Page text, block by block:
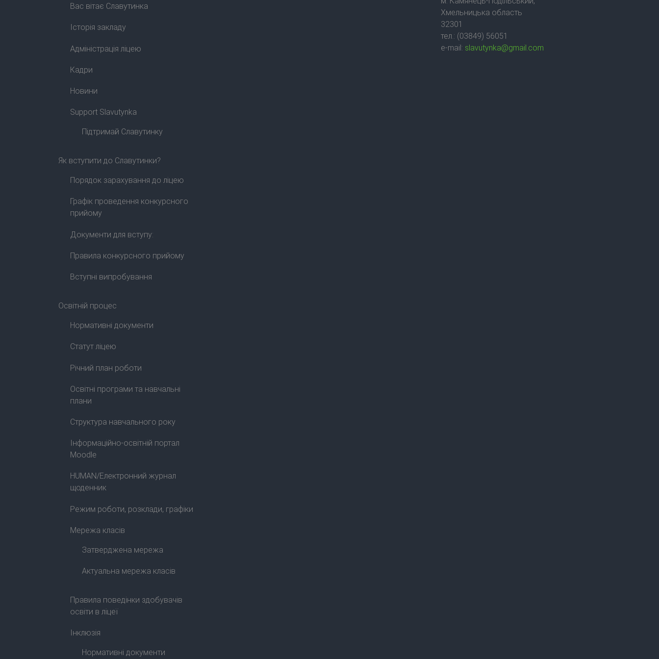
Вас вітає Славутинка
Історія закладу
Адміністрація ліцею
Кадри
Новини
Support Slavutynka
Підтримай Славутинку
Як вступити до Славутинки?
Порядок зарахування до ліцею
Графік проведення конкурсного
прийому
Документи для вступу:
Правила конкурсного прийому
Вступні випробування
Освітній процес
Нормативні документи
Статут ліцею
Річний план роботи
Освітні програми та навчальні
плани
Структура навчального року
Інформаційно-освітній портал
Moodle
HUMAN/Електронний журнал
щоденник
Режим роботи, розклади, графіки
Мережа класів
Затверджена мережа
Актуальна мережа класів
Правила поведінки здобувачів
освіти в ліцеї
Інклюзія
Нормативні документи
Хмельницька область
32301
тел.: (03849) 56051
e-mail: slavutynka@gmail.com